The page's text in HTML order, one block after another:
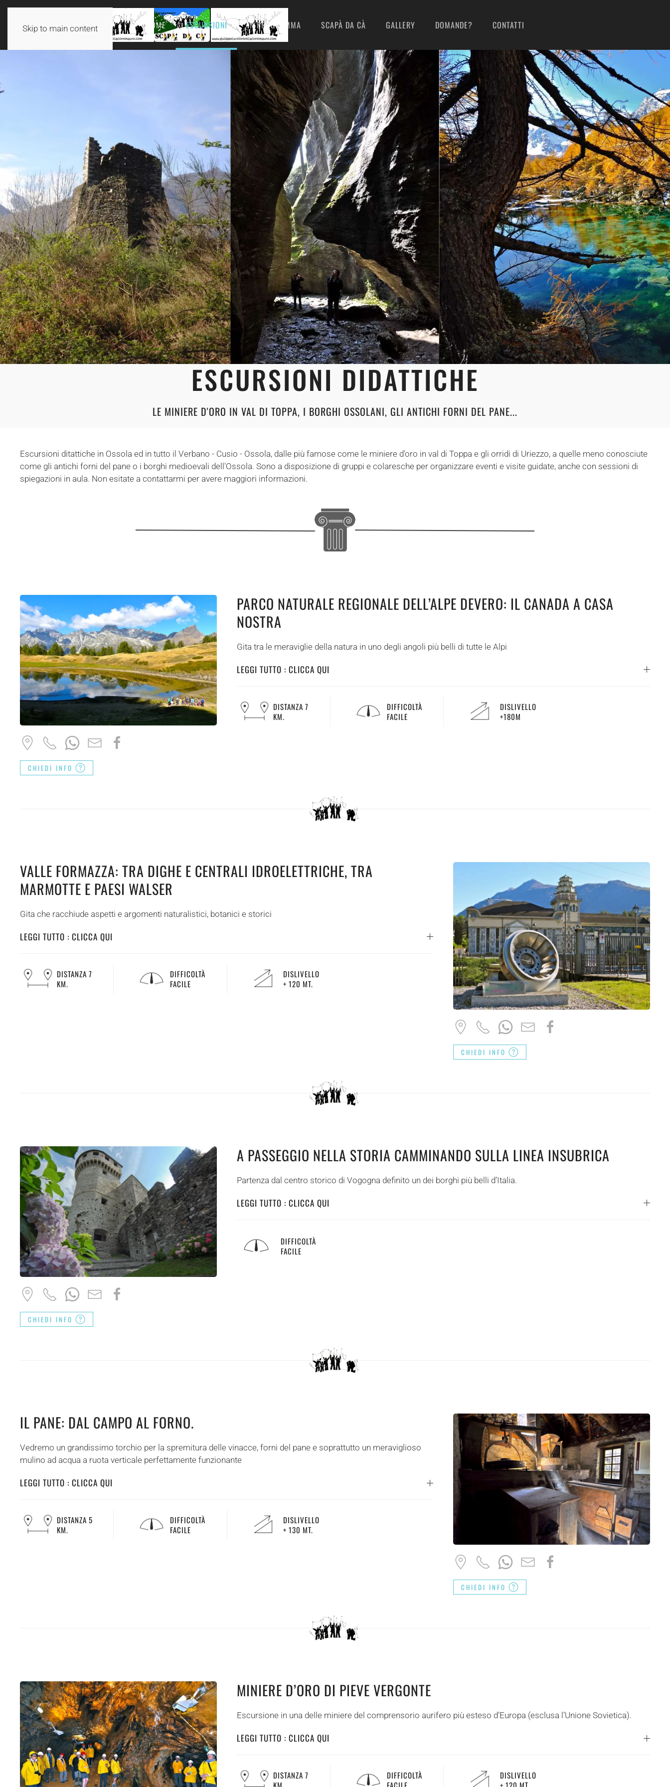
Skip to main content HOME ESCURSIONI IN PROGRAMMA SCAPÀ DA CÀ GALLERY DOMANDE? CONTATTI
ESCURSIONI DIDATTICHE
LE MINIERE D'ORO IN VAL DI TOPPA, I BORGHI OSSOLANI, GLI ANTICHI FORNI DEL PANE...
Escursioni ditattiche in Ossola ed in tutto il Verbano - Cusio - Ossola, dalle più famose come le miniere d'oro in val di Toppa e gli orridi di Uriezzo, a quelle meno conosciute
come gli antichi forni del pane o i borghi medioevali dell'Ossola. Sono a disposizione di gruppi e colaresche per organizzare eventi e visite guidate, anche con sessioni di
spiegazioni in aula. Non esitate a contattarmi per avere maggiori informazioni.
CHIEDI INFO
PARCO NATURALE REGIONALE DELL’ALPE DEVERO: IL CANADA A CASA
NOSTRA
Gita tra le meraviglie della natura in uno degli angoli più belli di tutte le Alpi
LEGGI TUTTO : CLICCA QUI
DISTANZA 7
KM.
DIFFICOLTÀ
FACILE
DISLIVELLO
+180M
CHIEDI INFO
VALLE FORMAZZA: TRA DIGHE E CENTRALI IDROELETTRICHE, TRA
MARMOTTE E PAESI WALSER
Gita che racchiude aspetti e argomenti naturalistici, botanici e storici
LEGGI TUTTO : CLICCA QUI
DISTANZA 7
KM.
DIFFICOLTÀ
FACILE
DISLIVELLO
+ 120 MT.
CHIEDI INFO
A PASSEGGIO NELLA STORIA CAMMINANDO SULLA LINEA INSUBRICA
Partenza dal centro storico di Vogogna definito un dei borghi più belli d’Italia.
LEGGI TUTTO : CLICCA QUI
DIFFICOLTÀ
FACILE
CHIEDI INFO
IL PANE: DAL CAMPO AL FORNO.
Vedremo un grandissimo torchio per la spremitura delle vinacce, forni del pane e soprattutto un meraviglioso
mulino ad acqua a ruota verticale perfettamente funzionante
LEGGI TUTTO : CLICCA QUI
DISTANZA 5
KM.
DIFFICOLTÀ
FACILE
DISLIVELLO
+ 130 MT.
MINIERE D’ORO DI PIEVE VERGONTE
Escursione in una delle miniere del comprensorio aurifero più esteso d’Europa (esclusa l’Unione Sovietica).
LEGGI TUTTO : CLICCA QUI
DISTANZA 7
DIFFICOLTÀ
DISLIVELLO